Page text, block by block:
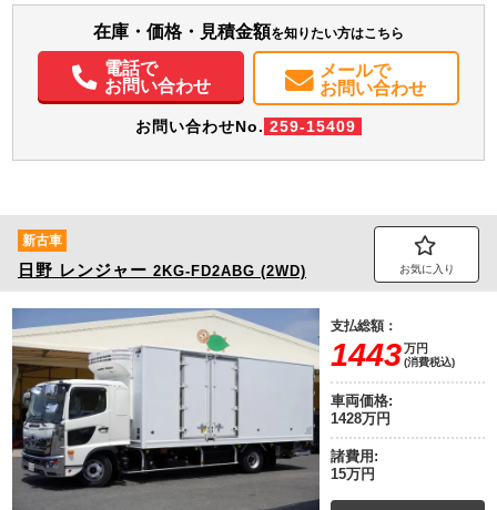
パワステ パワーウィンドウ ABS エアバッグ
集中ドアロック
電動格納ミラー
バックモニター
年６月迄 低温 標準幅 ショート 上物同年式
在庫・価格・見積金額を知りたい方はこちら
電話で
お問い合わせ
メールで
お問い合わせ
お問い合わせNo. 259-15409
新古車
日野 レンジャー 2KG-FD2ABG (2WD) お気に入り
支払総額：
1443万円
(消費税込)
車両価格:
1428万円
諸費用:
15万円